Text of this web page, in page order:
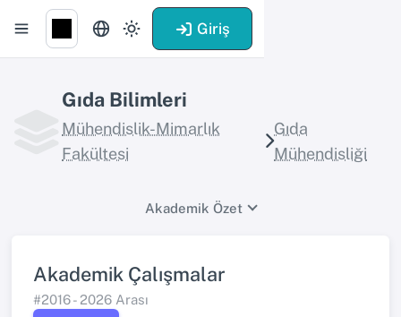
Giriş
Gıda Bilimleri
Mühendislik-Mimarlık
Fakültesi
Gıda
Mühendisliği
Akademik Özet
Akademik Çalışmalar
#2016 - 2026 Arası